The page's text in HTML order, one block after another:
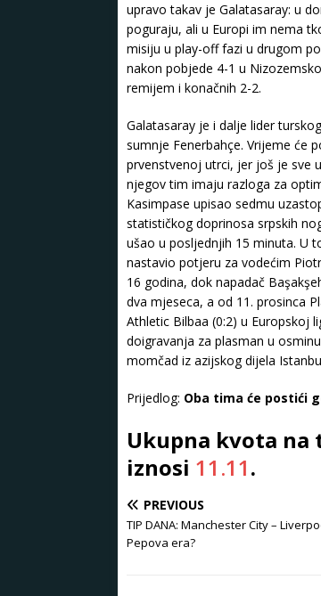
upravo takav je Galatasaray: u
poguraju, ali u Europi im nema
misiju u play-off fazi u drugom
nakon pobjede 4-1 u
remijem i konačnih 2-2.
Galatasaray je i dalje lider
sumnje Fenerbahçe. Vrijeme će
prvenstvenoj utrci, jer još je sve
njegov tim imaju razloga za
Kasimpase upisao sedmu
statističkog doprinosa srpskih
ušao u posljednjih 15 minuta. U
nastavio potjeru za vodećim
16 godina, dok napadač
dva mjeseca, a od 11. prosinca
Athletic Bilbaa (0:2) u Europskoj
doigravanja za plasman u
momčad iz azijskog dijela
Prijedlog: Oba tima će postići
Ukupna kvota
iznosi 11.11.
PREVIOUS
TIP DANA: Manchester City –
Pepova era?